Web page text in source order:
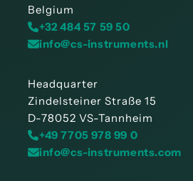
Belgium
+32 484 57 59 50
info@cs-instruments.nl
Headquarter
Zindelsteiner Straße 15
D-78052 VS-Tannheim
+49 7705 978 99 0
info@cs-instruments.com